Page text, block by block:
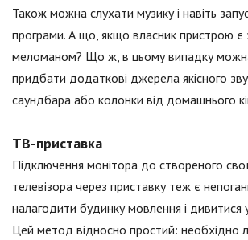
Також можна слухати музику і навіть
програми. А що, якщо власник пристрою є
меломаном? Що ж, в цьому випадку
придбати додаткові джерела якісного
саундбара або колонки від домашнього
ТВ-приставка
Підключення монітора до створеного
телевізора через приставку теж є
налагодити будинку мовлення і дивитися
Цей метод відносно простий: необхідно